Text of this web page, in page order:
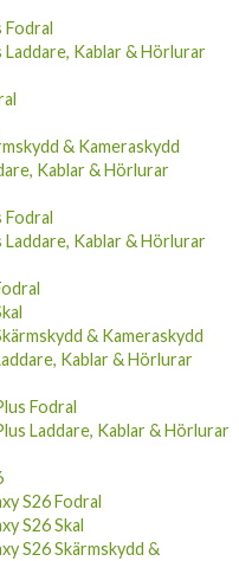
Fodral
Laddare, Kablar & Hörlurar
& Kameraskydd
Kablar & Hörlurar
Fodral
Laddare, Kablar & Hörlurar
& Kameraskydd
Kablar & Hörlurar
Fodral
Laddare, Kablar & Hörlurar
S26 Fodral
S26 Skal
S26 Skärmskydd &